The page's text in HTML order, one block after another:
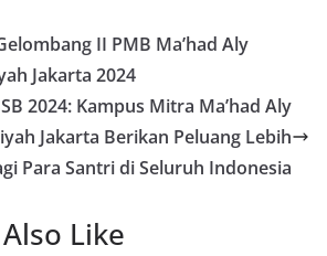
II PMB Ma’had Aly
Jakarta 2024
2024: Kampus Mitra Ma’had Aly
Jakarta Berikan Peluang Lebih
Para Santri di Seluruh Indonesia
Like